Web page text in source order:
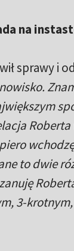
na
sprawy i
to dwie
3-